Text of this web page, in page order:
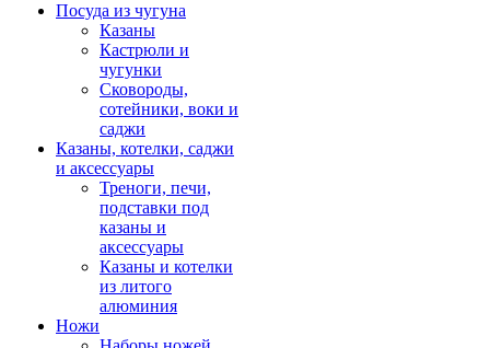
Посуда из чугуна
Казаны
Кастрюли и
чугунки
Сковороды,
сотейники, воки и
саджи
Казаны, котелки, саджи
и аксессуары
Треноги, печи,
подставки под
казаны и
аксессуары
Казаны и котелки
из литого
алюминия
Ножи